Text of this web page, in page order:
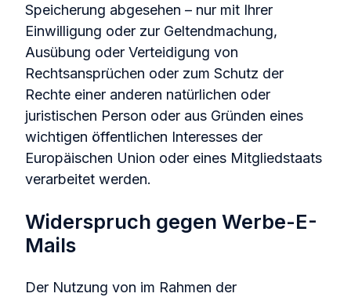
Speicherung abgesehen – nur mit Ihrer
Einwilligung oder zur Geltendmachung,
Ausübung oder Verteidigung von
Rechtsansprüchen oder zum Schutz der
Rechte einer anderen natürlichen oder
juristischen Person oder aus Gründen eines
wichtigen öffentlichen Interesses der
Europäischen Union oder eines Mitgliedstaats
verarbeitet werden.
Widerspruch gegen Werbe-E-
Mails
Der Nutzung von im Rahmen der